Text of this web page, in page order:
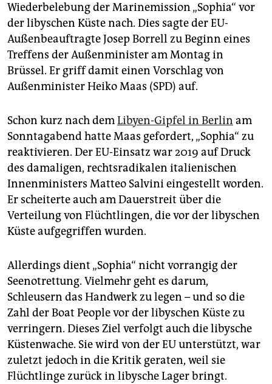
genossenschaft
epaper login
Wiederbelebung der Marinemission „Sophia“ vor
der libyschen Küste nach. Dies sagte der EU-
Außenbeauftragte Josep Borrell zu Beginn eines
Treffens der Außenminister am Montag in
Brüssel. Er griff damit einen Vorschlag von
Außenminister Heiko Maas (SPD) auf.
Schon kurz nach demLibyen-Gipfel in Berlin am
Sonntagabend hatte Maas gefordert, „Sophia“ zu
reaktivieren. Der EU-Einsatz war 2019 auf Druck
des damaligen, rechtsradikalen italienischen
Innenministers Matteo Salvini eingestellt worden.
Er scheiterte auch am Dauerstreit über die
Verteilung von Flüchtlingen, die vor der libyschen
Küste aufgegriffen wurden.
Allerdings dient „Sophia“ nicht vorrangig der
Seenotrettung. Vielmehr geht es darum,
Schleusern das Handwerk zu legen – und so die
Zahl der Boat People vor der libyschen Küste zu
verringern. Dieses Ziel verfolgt auch die libysche
Küstenwache. Sie wird von der EU unterstützt, war
zuletzt jedoch in die Kritik geraten, weil sie
Flüchtlinge zurück in libysche Lager bringt.